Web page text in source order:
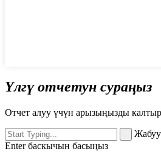
Үлгү отчетун сураңыз
Отчет алуу үчүн арызыңызды
Enter баскычын басыңыз